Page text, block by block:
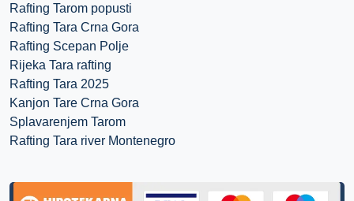
Rafting Tarom popusti
Rafting Tara Crna Gora
Rafting Scepan Polje
Rijeka Tara rafting
Rafting Tara 2025
Kanjon Tare Crna Gora
Splavarenjem Tarom
Rafting Tara river Montenegro